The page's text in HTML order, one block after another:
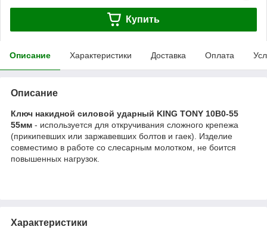
Купить
Описание Характеристики Доставка Оплата
Описание
Ключ накидной силовой ударный KING TONY 10B0-55
55мм - используется для откручивания сложного крепежа
(прикипевших или заржавевших болтов и гаек). Изделие
совместимо в работе со слесарным молотком, не боится
повышенных нагрузок.
Характеристики